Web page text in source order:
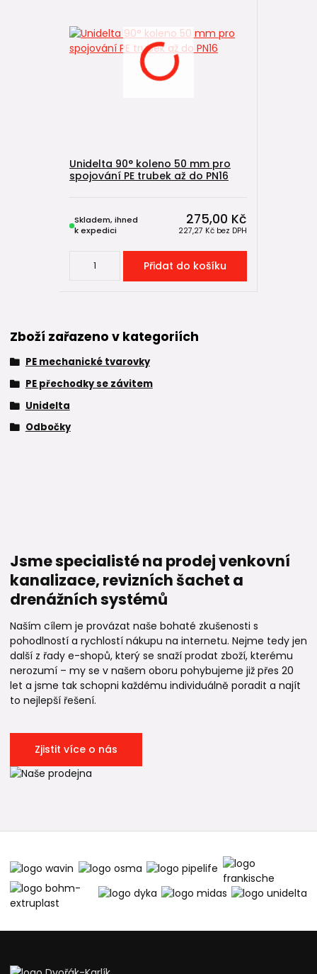
Unidelta 90° koleno 50 mm pro
spojování PE trubek až do PN16
275,00 Kč
227,27 Kč bez DPH
Skladem, ihned
k expedici
Přidat do košíku
Zboží zařazeno v kategoriích
PE mechanické tvarovky
PE přechodky se závitem
Unidelta
Odbočky
Jsme specialisté na prodej venkovní
kanalizace, revizních šachet a
drenážních systémů
Naším cílem je provázat naše bohaté zkušenosti s
pohodlností a rychlostí nákupu na internetu. Nejme tedy jen
další z řady e-shopů, který se snaží prodat zboží, kterému
nerozumí – my se v našem oboru pohybujeme již přes 20
let a jsme tak schopni každému individuálně poradit a najít
to nejlepší řešení.
Zjistit více o nás